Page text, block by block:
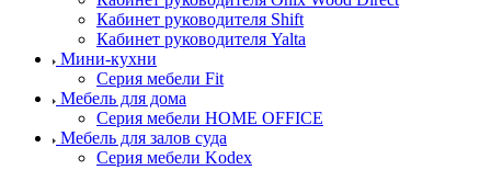
Кабинет руководителя Shift
Кабинет руководителя Yalta
Мини-кухни
Серия мебели Fit
Мебель для дома
Серия мебели HOME OFFICE
Мебель для залов суда
Серия мебели Kodex